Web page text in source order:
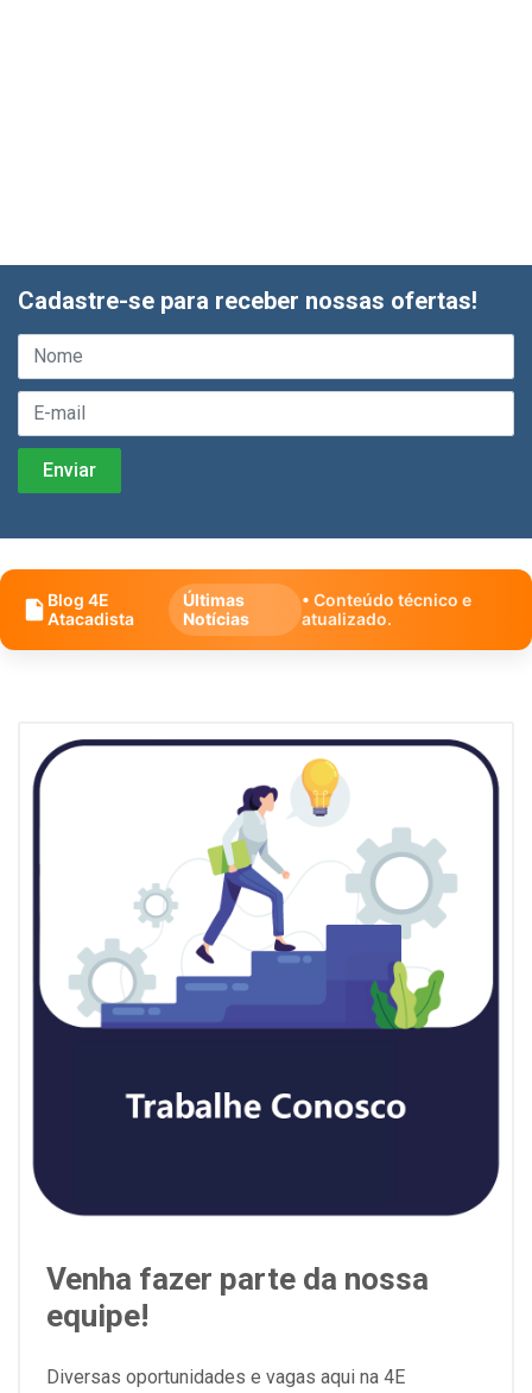
Cadastre-se para receber nossas ofertas!
Blog 4E
Atacadista
Últimas
Notícias
• Conteúdo técnico e
atualizado.
Venha fazer parte da nossa
equipe!
Diversas oportunidades e vagas aqui na 4E